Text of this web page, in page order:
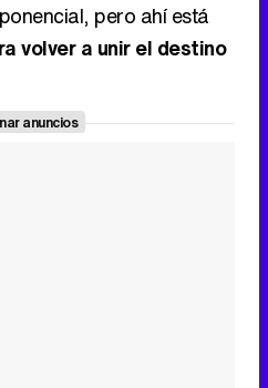
pero ahí está
volver a unir el destino
anuncios